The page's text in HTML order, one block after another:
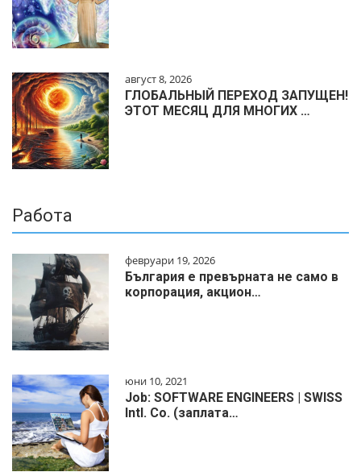
август 8, 2026
ГЛОБАЛЬНЫЙ ПЕРЕХОД ЗАПУЩЕН!
ЭТОТ МЕСЯЦ ДЛЯ МНОГИХ …
Работа
февруари 19, 2026
България е превърната не само в
корпорация, акцион…
юни 10, 2021
Job: SOFTWARE ENGINEERS | SWISS
Intl. Co. (заплата…